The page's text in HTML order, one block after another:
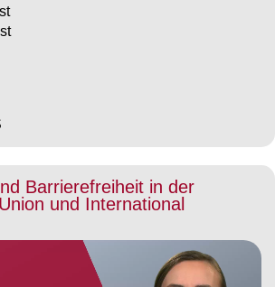
Barrierefreiheit in der
und International